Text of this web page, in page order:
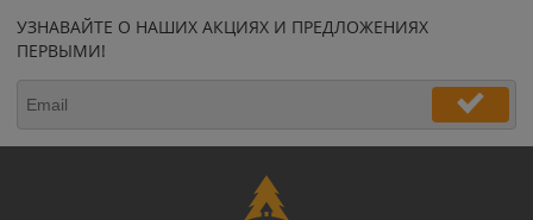
УЗНАВАЙТЕ О НАШИХ АКЦИЯХ И ПРЕДЛОЖЕНИЯХ
ПЕРВЫМИ!